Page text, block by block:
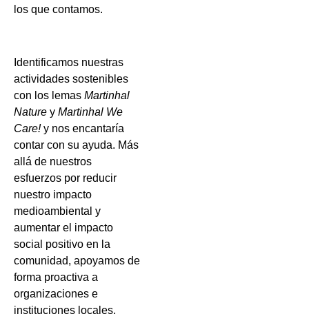
los que contamos.
Identificamos nuestras
actividades sostenibles
con los lemas Martinhal
Nature y Martinhal We
Care!y nos encantaría
contar con su ayuda. Más
allá de nuestros
esfuerzos por reducir
nuestro impacto
medioambiental y
aumentar el impacto
social positivo en la
comunidad, apoyamos de
forma proactiva a
organizaciones e
instituciones locales,